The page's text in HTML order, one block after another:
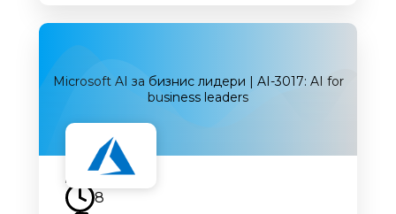
Microsoft AI за бизнис лидери | AI-3017: AI for
business leaders
Наскоро
8